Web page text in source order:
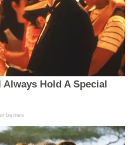
Hold A Special